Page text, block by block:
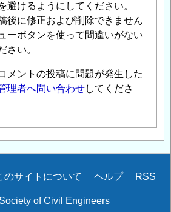
避けるようにしてください。
後に修正および削除できません
ーボタンを使って間違いがない
さい。
メントの投稿に問題が発生した
理者へ問い合わせしてくださ
のサイトについて ヘルプ RSS
of Civil Engineers